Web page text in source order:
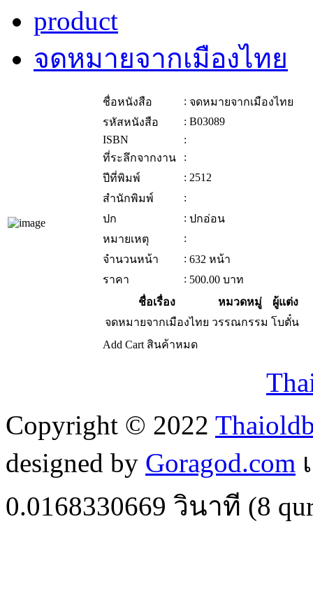
product
จดหมายจากเมืองไทย
ชื่อหนังสือ : จดหมายจากเมืองไทย
รหัสหนังสือ
: B03089
ISBN
:
ที่ระลึกจากงาน
:
ปีที่พิมพ์
: 2512
สำนักพิมพ์
:
ปก
: ปกอ่อน
หมายเหตุ
:
จำนวนหน้า
: 632 หน้า
ราคา
: 500.00 บาท
ชื่อเรื่อง
หมวดหมู่
ผู้แต่ง
จดหมายจากเมืองไทย วรรณกรรม โบตั๋น
Add Cart สินค้าหมด
Copyright © 2022
designed by Goragod.com
0.0168330669 วินาที (8